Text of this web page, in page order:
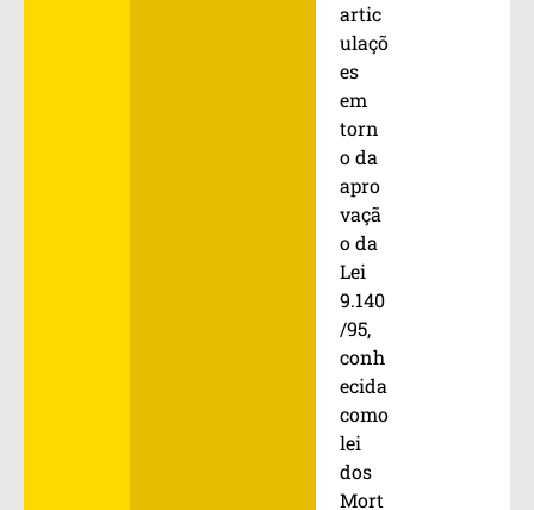
artic
ulaçõ
es
em
torn
o da
apro
vaçã
o da
Lei
9.140
/95,
conh
ecida
como
lei
dos
Mort